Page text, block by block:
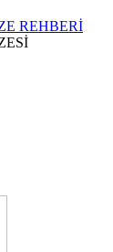
REHBERİ